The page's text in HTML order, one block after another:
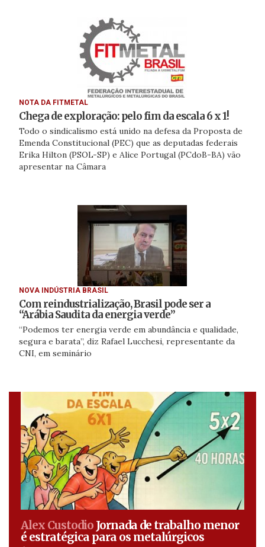
NOTA DA FITMETAL
Chega de exploração: pelo fim da escala 6 x 1!
Todo o sindicalismo está unido na defesa da Proposta de
Emenda Constitucional (PEC) que as deputadas federais
Erika Hilton (PSOL-SP) e Alice Portugal (PCdoB-BA) vão
apresentar na Câmara
NOVA INDÚSTRIA BRASIL
Com reindustrialização, Brasil pode ser a
“Arábia Saudita da energia verde”
“Podemos ter energia verde em abundância e qualidade,
segura e barata”, diz Rafael Lucchesi, representante da
CNI, em seminário
Alex Custodio Jornada de trabalho menor
é estratégica para os metalúrgicos